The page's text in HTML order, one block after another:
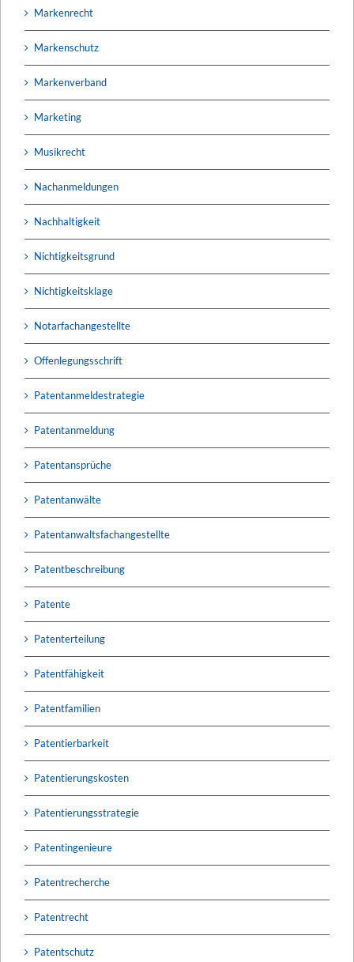
Markenrecht
Markenschutz
Markenverband
Marketing
Musikrecht
Nachanmeldungen
Nachhaltigkeit
Nichtigkeitsgrund
Nichtigkeitsklage
Notarfachangestellte
Offenlegungsschrift
Patentanmeldestrategie
Patentanmeldung
Patentansprüche
Patentanwälte
Patentanwaltsfachangestellte
Patentbeschreibung
Patente
Patenterteilung
Patentfähigkeit
Patentfamilien
Patentierbarkeit
Patentierungskosten
Patentierungsstrategie
Patentingenieure
Patentrecherche
Patentrecht
Patentschutz